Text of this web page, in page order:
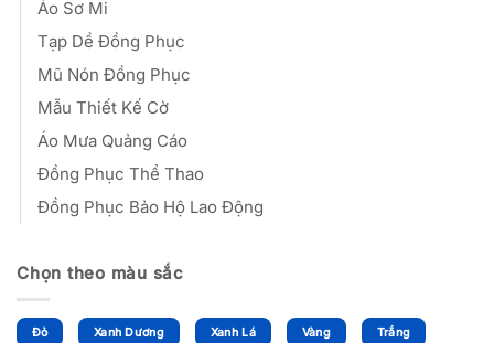
Áo Sơ Mi
Tạp Dề Đồng Phục
Mũ Nón Đồng Phục
Mẫu Thiết Kế Cờ
Áo Mưa Quảng Cáo
Đồng Phục Thể Thao
Đồng Phục Bảo Hộ Lao Động
Chọn theo màu sắc
Đỏ Xanh Dương Xanh Lá Vàng Trắng